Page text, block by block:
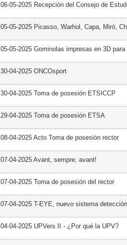
06-05-2025 Recepción del Consejo de
05-05-2025 Picasso, Warhol, Capa, Miró,
05-05-2025 Gominolas impresas en 3D
30-04-2025 ONCOsport
30-04-2025 Toma de posesión ETSICCP
29-04-2025 Toma de posesión ETSA
08-04-2025 Acto Toma de posesión rector
07-04-2025 Avant, sempre, avant!
07-04-2025 Toma de posesión del rector
07-04-2025 T-EYE, nuevo sistema
04-04-2025 UPVers II - ¿Por qué la UPV?